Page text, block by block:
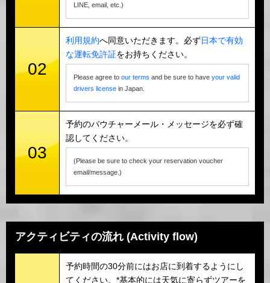
LINE, email, etc.)
02
利用規約へ同意いただきます。必ず日本で有効
な運転免許証をお持ちください。
Please agree to our terms and be sure to have your valid
drivers license in Japan.
03
予約のバウチャーメール・メッセージを必ず確
認してください。
(Please be sure to check your reservation voucher
email/message.)
アクティビティの流れ (Activity flow)
予約時間の30分前にはお店に到着するようにし
てください。*基本的には天気に寄らずツアーを